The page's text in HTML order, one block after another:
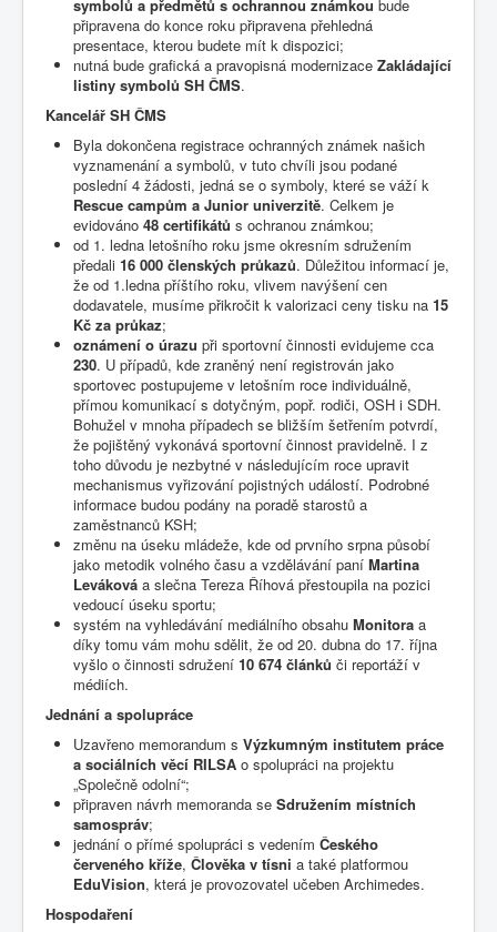
symbolů a předmětů s ochrannou známkou bude
připravena do konce roku připravena přehledná
presentace, kterou budete mít k dispozici;
nutná bude grafická a pravopisná modernizace Zakládající
listiny symbolů SH ČMS.
Kancelář SH ČMS
Byla dokončena registrace ochranných známek našich
vyznamenání a symbolů, v tuto chvíli jsou podané
poslední 4 žádosti, jedná se o symboly, které se váží k
Rescue campům a Junior univerzitě. Celkem je
evidováno 48 certifikátů s ochranou známkou;
od 1. ledna letošního roku jsme okresním sdružením
předali 16 000 členských průkazů. Důležitou informací je,
že od 1.ledna příštího roku, vlivem navýšení cen
dodavatele, musíme přikročit k valorizaci ceny tisku na 15
Kč za průkaz;
oznámení o úrazu při sportovní činnosti evidujeme cca
230. U případů, kde zraněný není registrován jako
sportovec postupujeme v letošním roce individuálně,
přímou komunikací s dotyčným, popř. rodiči, OSH i SDH.
Bohužel v mnoha případech se bližším šetřením potvrdí,
že pojištěný vykonává sportovní činnost pravidelně. I z
toho důvodu je nezbytné v následujícím roce upravit
mechanismus vyřizování pojistných událostí. Podrobné
informace budou podány na poradě starostů a
zaměstnanců KSH;
změnu na úseku mládeže, kde od prvního srpna působí
jako metodik volného času a vzdělávání paní Martina
Leváková a slečna Tereza Říhová přestoupila na pozici
vedoucí úseku sportu;
systém na vyhledávání mediálního obsahu Monitora a
díky tomu vám mohu sdělit, že od 20. dubna do 17. října
vyšlo o činnosti sdružení 10 674 článků či reportáží v
médiích.
Jednání a spolupráce
Uzavřeno memorandum s Výzkumným institutem práce
a sociálních věcí RILSA o spolupráci na projektu
„Společně odolní“;
připraven návrh memoranda se Sdružením místních
samospráv;
jednání o přímé spolupráci s vedením Českého
červeného kříže, Člověka v tísni a také platformou
EduVision, která je provozovatel učeben Archimedes.
Hospodaření